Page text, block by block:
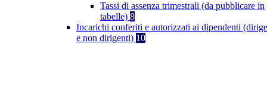
Tassi di assenza trimestrali (da pubblicare in
tabelle) 8
Incarichi conferiti e autorizzati ai dipendenti
e non dirigenti) 10